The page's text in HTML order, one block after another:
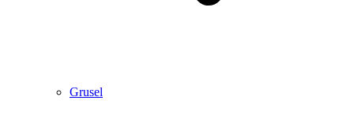
Grusel